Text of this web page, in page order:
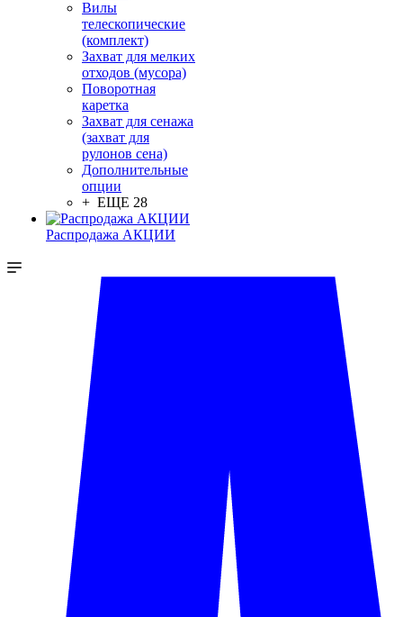
Вилы
телескопические
(комплект)
Захват для мелких
отходов (мусора)
Поворотная
каретка
Захват для сенажа
(захват для
рулонов сена)
Дополнительные
опции
+ ЕЩЕ 28
Распродажа АКЦИИ